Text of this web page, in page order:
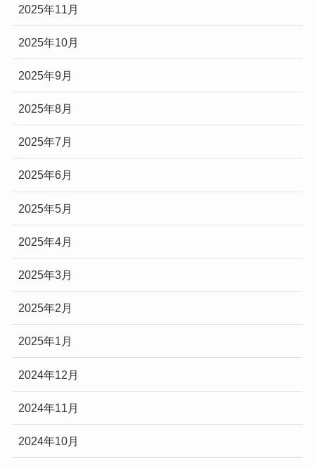
2025年11月
2025年10月
2025年9月
2025年8月
2025年7月
2025年6月
2025年5月
2025年4月
2025年3月
2025年2月
2025年1月
2024年12月
2024年11月
2024年10月